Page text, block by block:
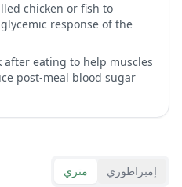
chicken or fish to
response of the
after eating to help muscles
post-meal blood sugar
متري إمبراطوري